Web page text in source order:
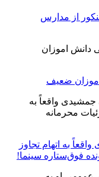
از مدارس
ضعیف
به اتهام تجاوز
فوق‌ستاره سینما!